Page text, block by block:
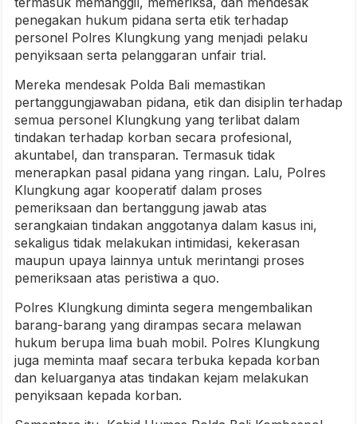
penegakan hukum pidana serta etik terhadap
personel Polres Klungkung yang menjadi pelaku
penyiksaan serta pelanggaran unfair trial.
Mereka mendesak Polda Bali memastikan
pertanggungjawaban pidana, etik dan disiplin terhadap
semua personel Klungkung yang terlibat dalam
tindakan terhadap korban secara profesional,
akuntabel, dan transparan. Termasuk tidak
menerapkan pasal pidana yang ringan. Lalu, Polres
Klungkung agar kooperatif dalam proses
pemeriksaan dan bertanggung jawab atas
serangkaian tindakan anggotanya dalam kasus ini,
sekaligus tidak melakukan intimidasi, kekerasan
maupun upaya lainnya untuk merintangi proses
pemeriksaan atas peristiwa a quo.
Polres Klungkung diminta segera mengembalikan
barang-barang yang dirampas secara melawan
hukum berupa lima buah mobil. Polres Klungkung
juga meminta maaf secara terbuka kepada korban
dan keluarganya atas tindakan kejam melakukan
penyiksaan kepada korban.